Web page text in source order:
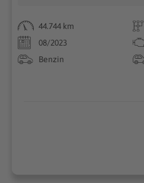
44.744 km
08/2023
Benzin